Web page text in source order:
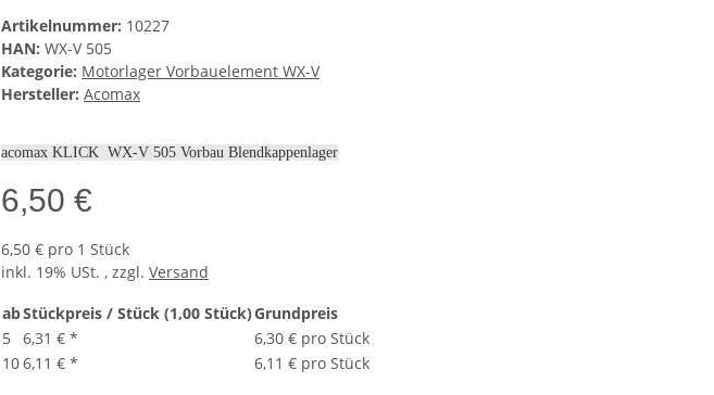
Artikelnummer: 10227
HAN: WX-V 505
Kategorie: Motorlager Vorbauelement WX-V
Hersteller: Acomax
acomax KLICK WX-V 505 Vorbau Blendkappenlager
6,50 €
6,50 € pro 1 Stück
inkl. 19% USt. , zzgl. Versand
abStückpreis / Stück (1,00 Stück)Grundpreis
5
6,31 € *
6,30 € pro Stück
106,11 € * 6,11 € pro Stück